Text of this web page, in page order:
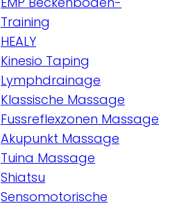
Training
HEALY
Kinesio Taping
Lymphdrainage
Klassische Massage
Fussreflexzonen Massage
Akupunkt Massage
Tuina Massage
Shiatsu
Sensomotorische